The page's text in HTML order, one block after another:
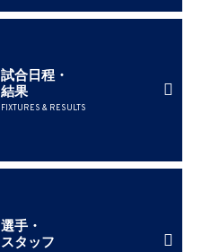
試合日程・
結果
FIXTURES & RESULTS
選手・
スタッフ